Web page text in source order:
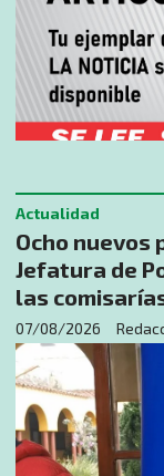
Ocho nuevos
Jefatura de
las
Actualidad
07/08/2026